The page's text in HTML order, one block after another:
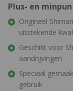
Plus- en
Origineel
uitstekende
Geschikt voor
aandrijvingen
Speciaal
gebruik